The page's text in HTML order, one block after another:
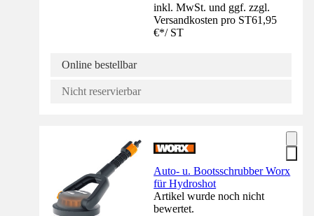
inkl. MwSt. und ggf. zzgl.
Versandkosten pro ST61,95
€*/ ST
Online bestellbar
Nicht reservierbar
Auto- u. Bootsschrubber Worx
für Hydroshot
Artikel wurde noch nicht
bewertet.